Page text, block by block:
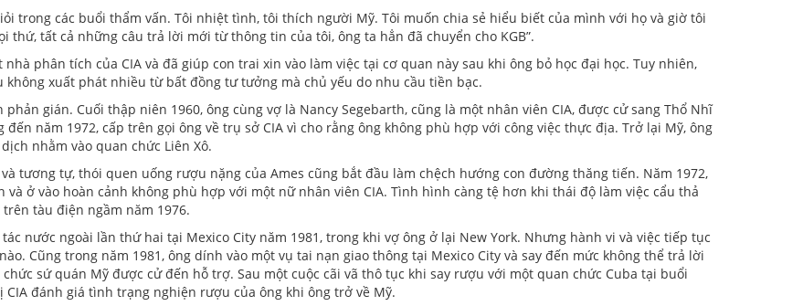
trong các buổi thẩm vấn. Tôi nhiệt tình, tôi thích người Mỹ. Tôi muốn chia sẻ hiểu biết của mình với họ và giờ tôi
thứ, tất cả những câu trả lời mới từ thông tin của tôi, ông ta hẳn đã chuyển cho KGB”.
phân tích của CIA và đã giúp con trai xin vào làm việc tại cơ quan này sau khi ông bỏ học đại học. Tuy nhiên,
xuất phát nhiều từ bất đồng tư tưởng mà chủ yếu do nhu cầu tiền bạc.
gián. Cuối thập niên 1960, ông cùng vợ là Nancy Segebarth, cũng là một nhân viên CIA, được cử sang Thổ Nhĩ
năm 1972, cấp trên gọi ông về trụ sở CIA vì cho rằng ông không phù hợp với công việc thực địa. Trở lại Mỹ, ông
nhằm vào quan chức Liên Xô.
tương tự, thói quen uống rượu nặng của Ames cũng bắt đầu làm chệch hướng con đường thăng tiến. Năm 1972,
ở vào hoàn cảnh không phù hợp với một nữ nhân viên CIA. Tình hình càng tệ hơn khi thái độ làm việc cẩu thả
tàu điện ngầm năm 1976.
nước ngoài lần thứ hai tại Mexico City năm 1981, trong khi vợ ông ở lại New York. Nhưng hành vi và việc tiếp tục
Cũng trong năm 1981, ông dính vào một vụ tai nạn giao thông tại Mexico City và say đến mức không thể trả lời
sứ quán Mỹ được cử đến hỗ trợ. Sau một cuộc cãi vã thô tục khi say rượu với một quan chức Cuba tại buổi
đánh giá tình trạng nghiện rượu của ông khi ông trở về Mỹ.